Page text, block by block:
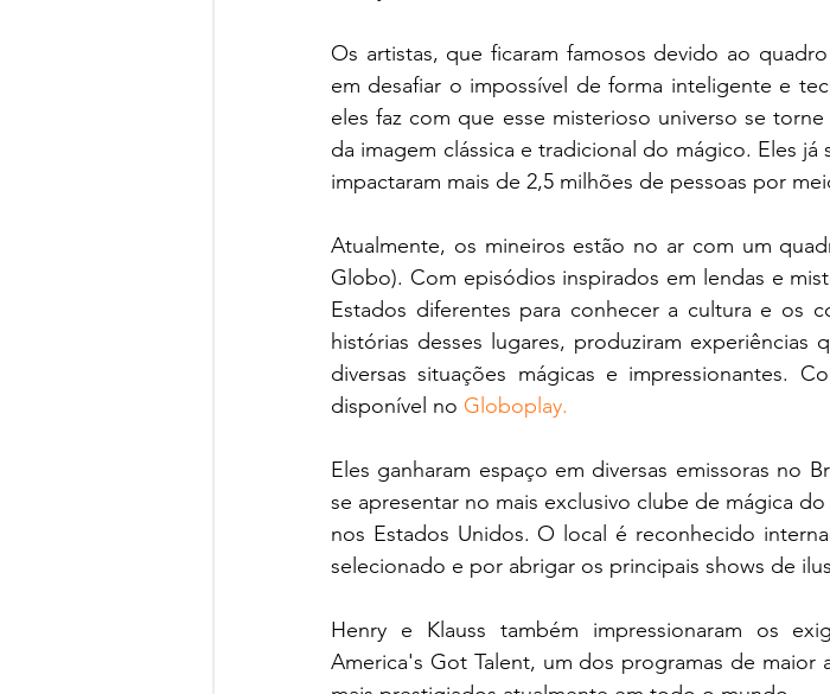
Os artistas, que ficaram famosos devido ao
em desafiar o impossível de forma inteligente e
eles faz com que esse misterioso universo se
da imagem clássica e tradicional do mágico. Eles já
impactaram mais de 2,5 milhões de pessoas por
Atualmente, os mineiros estão no ar com um
Globo). Com episódios inspirados em lendas e
Estados diferentes para conhecer a cultura e os
histórias desses lugares, produziram
diversas situações mágicas e impressionantes.
disponível no Globoplay.
Eles ganharam espaço em diversas emissoras no
se apresentar no mais exclusivo clube de mágica
nos Estados Unidos. O local é reconhecido
selecionado e por abrigar os principais shows de
Henry e Klauss também impressionaram os
America's Got Talent, um dos programas de maior